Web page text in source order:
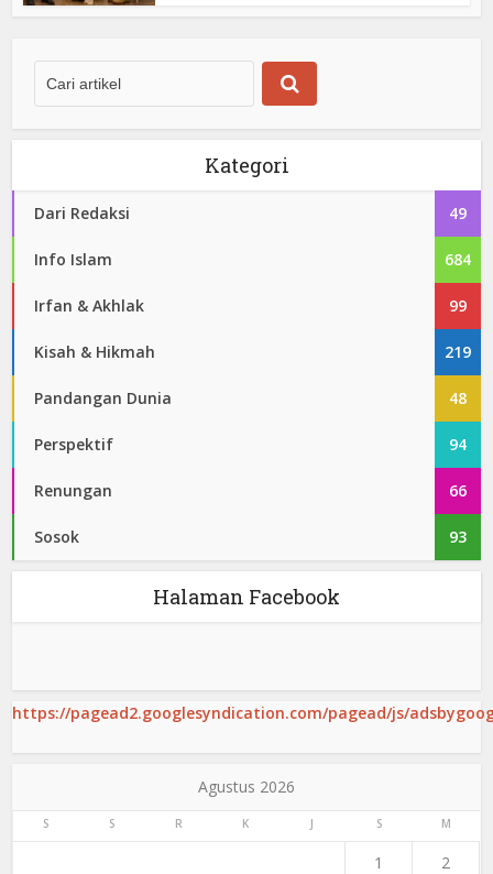
Kategori
Dari Redaksi 49
Info Islam 684
Irfan & Akhlak 99
Kisah & Hikmah 219
Pandangan Dunia 48
Perspektif 94
Renungan 66
Sosok 93
Halaman Facebook
https://pagead2.googlesyndication.com/pagead/js/
Agustus 2026
S S R K J S M
1 2